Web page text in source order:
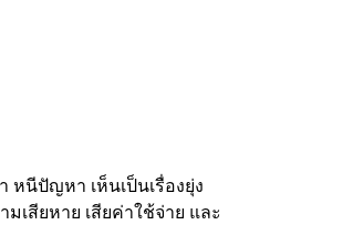
ปัญหา เห็นเป็นเรื่องยุ่ง
สียหาย เสียค่าใช้จ่าย และ